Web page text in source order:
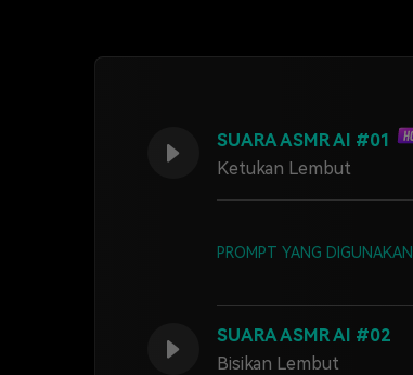
SUARA ASMR AI #01
Ketukan Lembut
PROMPT YANG DIGUNAKAN
SUARA ASMR AI #02
Bisikan Lembut